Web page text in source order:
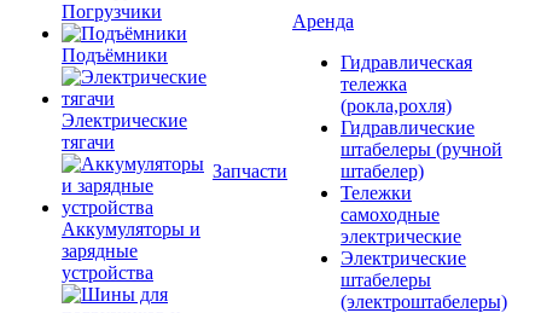
Погрузчики
Подъёмники
Электрические
тягачи
Аккумуляторы и
зарядные
устройства
Запчасти
Аренда
Гидравлическая
тележка
(рокла,рохля)
Гидравлические
штабелеры (ручной
штабелер)
Тележки
самоходные
электрические
Электрические
штабелеры
(электроштабелеры)